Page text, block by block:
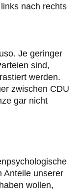
nach rechts
Je geringer
sind,
werden.
zwischen CDU
gar nicht
Anteile unserer
wollen,